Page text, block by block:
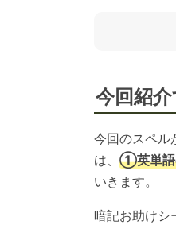
今回紹
今回のスペル
は、 ①英単語
いきます。
暗記お助けシ